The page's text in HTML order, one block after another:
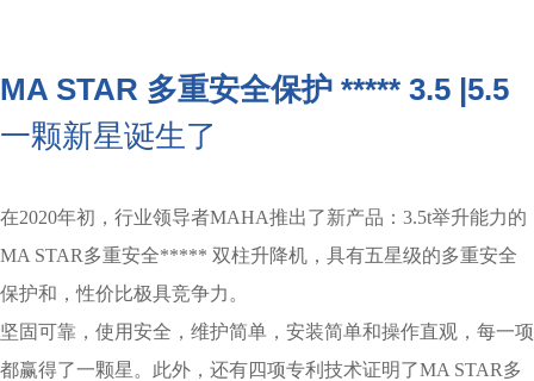
MA STAR 多重安全保护 ***** 3.5 |5.5
一颗新星诞生了
在2020年初，行业领导者MAHA推出了新产品：3.5t举升能力的
MA STAR多重安全***** 双柱升降机，具有五星级的多重安全
保护和，性价比极具竞争力。
坚固可靠，使用安全，维护简单，安装简单和操作直观，每一项
都赢得了一颗星。此外，还有四项专利技术证明了MA STAR多